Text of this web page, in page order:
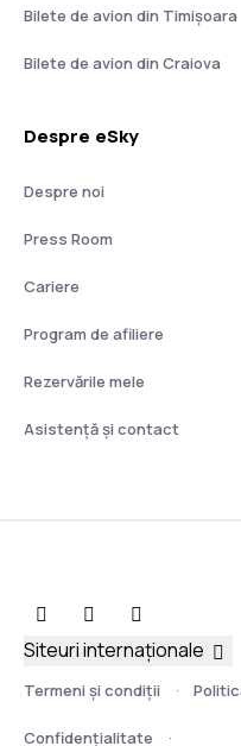
Bilete de avion din Timișoara
Bilete de avion din Craiova
Despre eSky
Despre noi
Press Room
Cariere
Program de afiliere
Rezervările mele
Asistenţă şi contact
Termeni şi condiţii
Confidențialitate
Siteuri internaționale